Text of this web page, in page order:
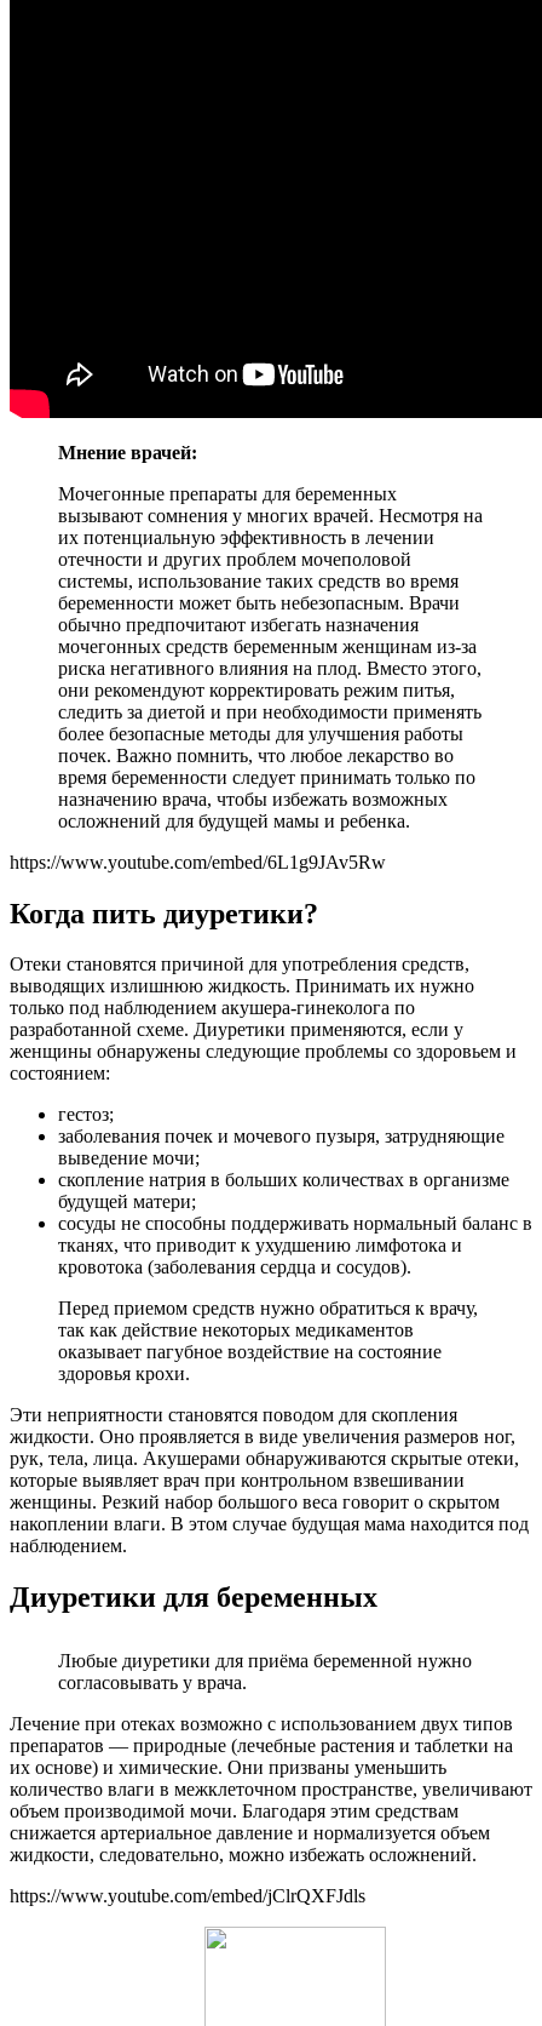
Мнение врачей:
Мочегонные препараты для беременных
вызывают сомнения у многих врачей. Несмотря на
их потенциальную эффективность в лечении
отечности и других проблем мочеполовой
системы, использование таких средств во время
беременности может быть небезопасным. Врачи
обычно предпочитают избегать назначения
мочегонных средств беременным женщинам из-за
риска негативного влияния на плод. Вместо этого,
они рекомендуют корректировать режим питья,
следить за диетой и при необходимости применять
более безопасные методы для улучшения работы
почек. Важно помнить, что любое лекарство во
время беременности следует принимать только по
назначению врача, чтобы избежать возможных
осложнений для будущей мамы и ребенка.
https://www.youtube.com/embed/6L1g9JAv5Rw
Когда пить диуретики?
Отеки становятся причиной для употребления средств,
выводящих излишнюю жидкость. Принимать их нужно
только под наблюдением акушера-гинеколога по
разработанной схеме. Диуретики применяются, если у
женщины обнаружены следующие проблемы со здоровьем и
состоянием:
гестоз;
заболевания почек и мочевого пузыря, затрудняющие
выведение мочи;
скопление натрия в больших количествах в организме
будущей матери;
сосуды не способны поддерживать нормальный баланс в
тканях, что приводит к ухудшению лимфотока и
кровотока (заболевания сердца и сосудов).
Перед приемом средств нужно обратиться к врачу,
так как действие некоторых медикаментов
оказывает пагубное воздействие на состояние
здоровья крохи.
Эти неприятности становятся поводом для скопления
жидкости. Оно проявляется в виде увеличения размеров ног,
рук, тела, лица. Акушерами обнаруживаются скрытые отеки,
которые выявляет врач при контрольном взвешивании
женщины. Резкий набор большого веса говорит о скрытом
накоплении влаги. В этом случае будущая мама находится под
наблюдением.
Диуретики для беременных
Любые диуретики для приёма беременной нужно
согласовывать у врача.
Лечение при отеках возможно с использованием двух типов
препаратов — природные (лечебные растения и таблетки на
их основе) и химические. Они призваны уменьшить
количество влаги в межклеточном пространстве, увеличивают
объем производимой мочи. Благодаря этим средствам
снижается артериальное давление и нормализуется объем
жидкости, следовательно, можно избежать осложнений.
https://www.youtube.com/embed/jClrQXFJdls